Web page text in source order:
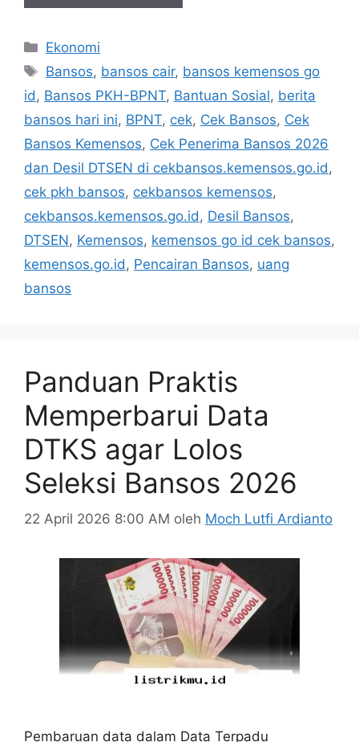
Kategori
Ekonomi
Tag
Bansos, bansos cair, bansos kemensos go
id, Bansos PKH-BPNT, Bantuan Sosial, berita
bansos hari ini, BPNT, cek, Cek Bansos, Cek
Bansos Kemensos, Cek Penerima Bansos 2026
dan Desil DTSEN di cekbansos.kemensos.go.id,
cek pkh bansos, cekbansos kemensos,
cekbansos.kemensos.go.id, Desil Bansos,
DTSEN, Kemensos, kemensos go id cek bansos,
kemensos.go.id, Pencairan Bansos, uang
bansos
Panduan Praktis
Memperbarui Data
DTKS agar Lolos
Seleksi Bansos 2026
22 April 2026 8:00 AM oleh Moch Lutfi Ardianto
Pembaruan data dalam Data Terpadu